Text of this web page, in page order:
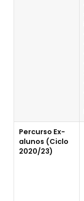
Percurso Ex-
alunos (Ciclo
2020/23)